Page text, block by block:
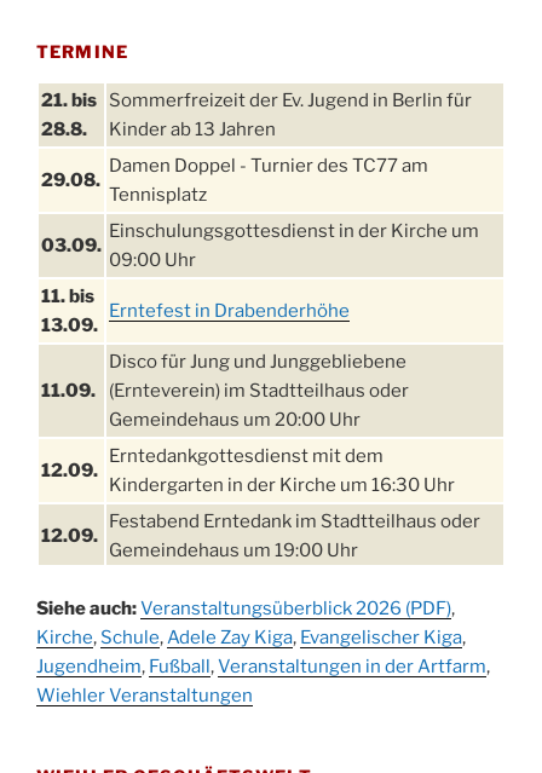
TERMINE
21. bis
28.8.
Sommerfreizeit der Ev. Jugend in Berlin für
Kinder ab 13 Jahren
29.08.
Damen Doppel - Turnier des TC77 am
Tennisplatz
03.09.
Einschulungsgottesdienst in der Kirche um
09:00 Uhr
11. bis
13.09.
Erntefest in Drabenderhöhe
11.09.
Disco für Jung und Junggebliebene
(Ernteverein) im Stadtteilhaus oder
Gemeindehaus um 20:00 Uhr
12.09.
Erntedankgottesdienst mit dem
Kindergarten in der Kirche um 16:30 Uhr
12.09.
Festabend Erntedank im Stadtteilhaus oder
Gemeindehaus um 19:00 Uhr
13.09.
Stadtteilhaus um 14:00 Uhr
19.09.
Schlagerabend im Stadtteilhaus
Drabenderhöhe
Siehe auch:Veranstaltungsüberblick 2026 (PDF),
Kirche, Schule, Adele Zay Kiga, Evangelischer Kiga,
Jugendheim, Fußball,Veranstaltungen in der Artfarm,
Wiehler Veranstaltungen